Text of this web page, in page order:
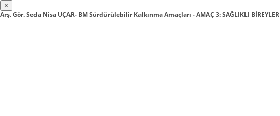
×
Arş. Gör. Seda Nisa UÇAR- BM Sürdürülebilir Kalkınma Amaçları - AMAÇ 3: SAĞLIKLI BİREYLER